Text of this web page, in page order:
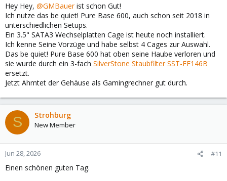
Hey Hey, @GMBauerist schon Gut!
Ich nutze das be quiet! Pure Base 600, auch schon seit 2018 in
unterschiedlichen Setups.
Ein 3.5" SATA3 Wechselplatten Cage ist heute noch installiert.
Ich kenne Seine Vorzüge und habe selbst 4 Cages zur Auswahl.
Das be quiet! Pure Base 600 hat oben seine Haube verloren und
sie wurde durch ein 3-fach SilverStone Staubfilter SST-FF146B
ersetzt.
Jetzt Ahmtet der Gehäuse als Gamingrechner gut durch.
S Strohburg
New Member
Jun 28, 2026 #11
Einen schönen guten Tag.